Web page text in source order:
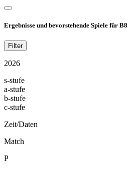
Ergebnisse und bevorstehende Spiele für B8
Filter
2026
s-stufe
a-stufe
b-stufe
c-stufe
Zeit/Daten
Match
P